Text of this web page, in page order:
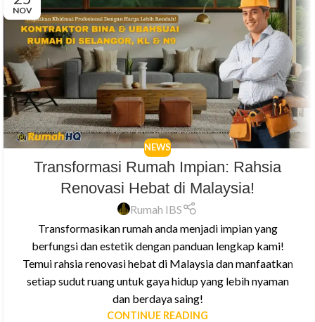
NOV
NEWS
Transformasi Rumah Impian: Rahsia
Renovasi Hebat di Malaysia!
Rumah IBS
Transformasikan rumah anda menjadi impian yang
berfungsi dan estetik dengan panduan lengkap kami!
Temui rahsia renovasi hebat di Malaysia dan manfaatkan
setiap sudut ruang untuk gaya hidup yang lebih nyaman
dan berdaya saing!
CONTINUE READING